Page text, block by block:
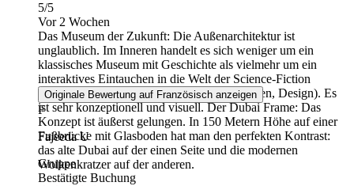
5/5
Vor 2 Wochen
Das Museum der Zukunft: Die Außenarchitektur ist
unglaublich. Im Inneren handelt es sich weniger um ein
klassisches Museum mit Geschichte als vielmehr um ein
interaktives Eintauchen in die Welt der Science-Fiction
(Kulissen einer Raumstation, Zukunftsvisionen, Design). Es
ist sehr konzeptionell und visuell. Der Dubai Frame: Das
Konzept ist äußerst gelungen. In 150 Metern Höhe auf einer
Fußbrücke mit Glasboden hat man den perfekten Kontrast:
das alte Dubai auf der einen Seite und die modernen
Wolkenkratzer auf der anderen.
Originale Bewertung auf Französisch anzeigen
F
Fajeeda U
Gruppe
Bestätigte Buchung